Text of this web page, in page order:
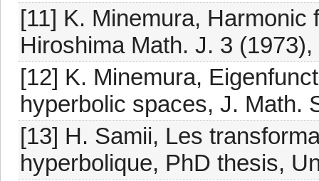
[11] K. Minemura,
Hiroshima Math. J. 3
[12] K. Minemura,
hyperbolic spaces, J. Math.
[13] H. Samii, Les
hyperbolique, PhD thesis,